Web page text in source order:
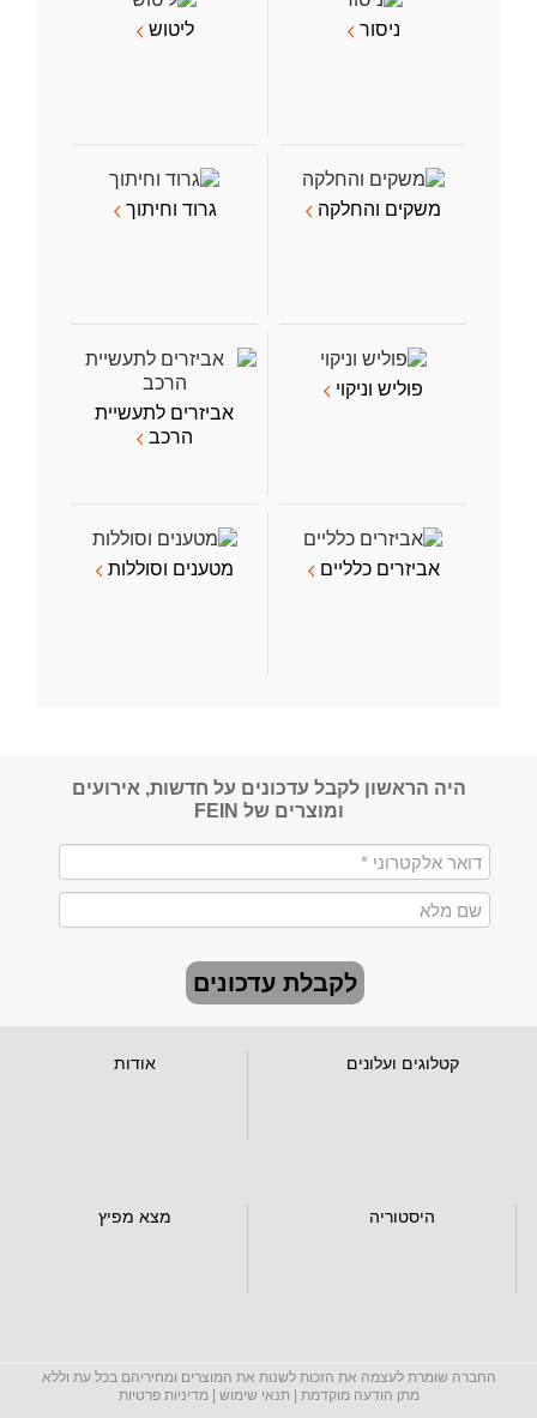
ניסור ליטוש
משקים והחלקה גרוד וחיתוך
פוליש וניקוי
אביזרים לתעשיית
הרכב
אביזרים כלליים מטענים וסוללות
היה הראשון לקבל עדכונים על חדשות, אירועים
ומוצרים של FEIN
לקבלת עדכונים
קטלוגים ועלונים אודות
היסטוריה מצא מפיץ
החברה שומרת לעצמה את הזכות לשנות את המוצרים ומחיריהם בכל עת וללא
מתן הודעה מוקדמת |תנאי שימוש |מדיניות פרטיות